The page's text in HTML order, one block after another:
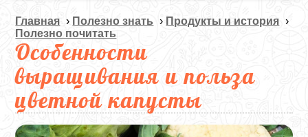
Главная › Полезно знать › Продукты и история ›
Полезно почитать
Особенности
выращивания и польза
цветной капусты